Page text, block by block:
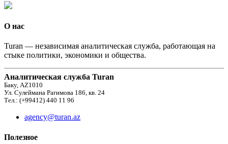
О нас
Turan — независимая аналитическая служба, работающая на
стыке политики, экономики и общества.
Аналитическая служба Turan
Баку, AZ1010
Ул. Сулеймана Рагимова 186, кв. 24
Тел.: (+99412) 440 11 96
agency@turan.az
Полезное